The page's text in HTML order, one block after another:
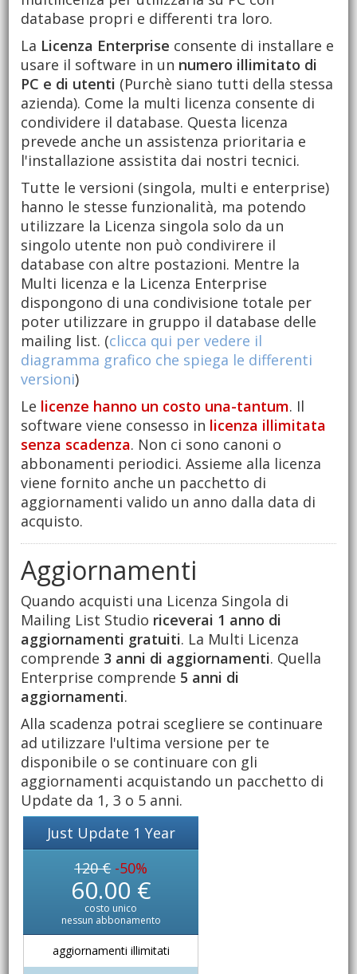
database propri e differenti tra loro.
La Licenza Enterprise consente di installare e
usare il software in un numero illimitato di
PC e di utenti (Purchè siano tutti della stessa
azienda). Come la multi licenza consente di
condividere il database. Questa licenza
prevede anche un assistenza prioritaria e
l'installazione assistita dai nostri tecnici.
Tutte le versioni (singola, multi e enterprise)
hanno le stesse funzionalità, ma potendo
utilizzare la Licenza singola solo da un
singolo utente non può condivirere il
database con altre postazioni. Mentre la
Multi licenza e la Licenza Enterprise
dispongono di una condivisione totale per
poter utilizzare in gruppo il database delle
mailing list. (clicca qui per vedere il
diagramma grafico che spiega le differenti
versioni)
Le licenze hanno un costo una-tantum. Il
software viene consesso in licenza illimitata
senza scadenza. Non ci sono canoni o
abbonamenti periodici. Assieme alla licenza
viene fornito anche un pacchetto di
aggiornamenti valido un anno dalla data di
acquisto.
Aggiornamenti
Quando acquisti una Licenza Singola di
Mailing List Studio riceverai 1 anno di
aggiornamenti gratuiti. La Multi Licenza
comprende 3 anni di aggiornamenti. Quella
Enterprise comprende 5 anni di
aggiornamenti.
Alla scadenza potrai scegliere se continuare
ad utilizzare l'ultima versione per te
disponibile o se continuare con gli
aggiornamenti acquistando un pacchetto di
Update da 1, 3 o 5 anni.
Just Update 1 Year
120 € -50%
60.00 €
costo unico
nessun abbonamento
aggiornamenti illimitati